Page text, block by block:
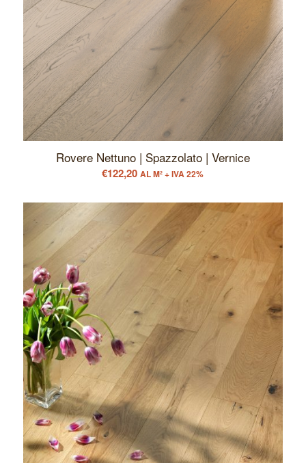
Rovere Nettuno | Spazzolato | Vernice
€122,20 AL M² + IVA 22%